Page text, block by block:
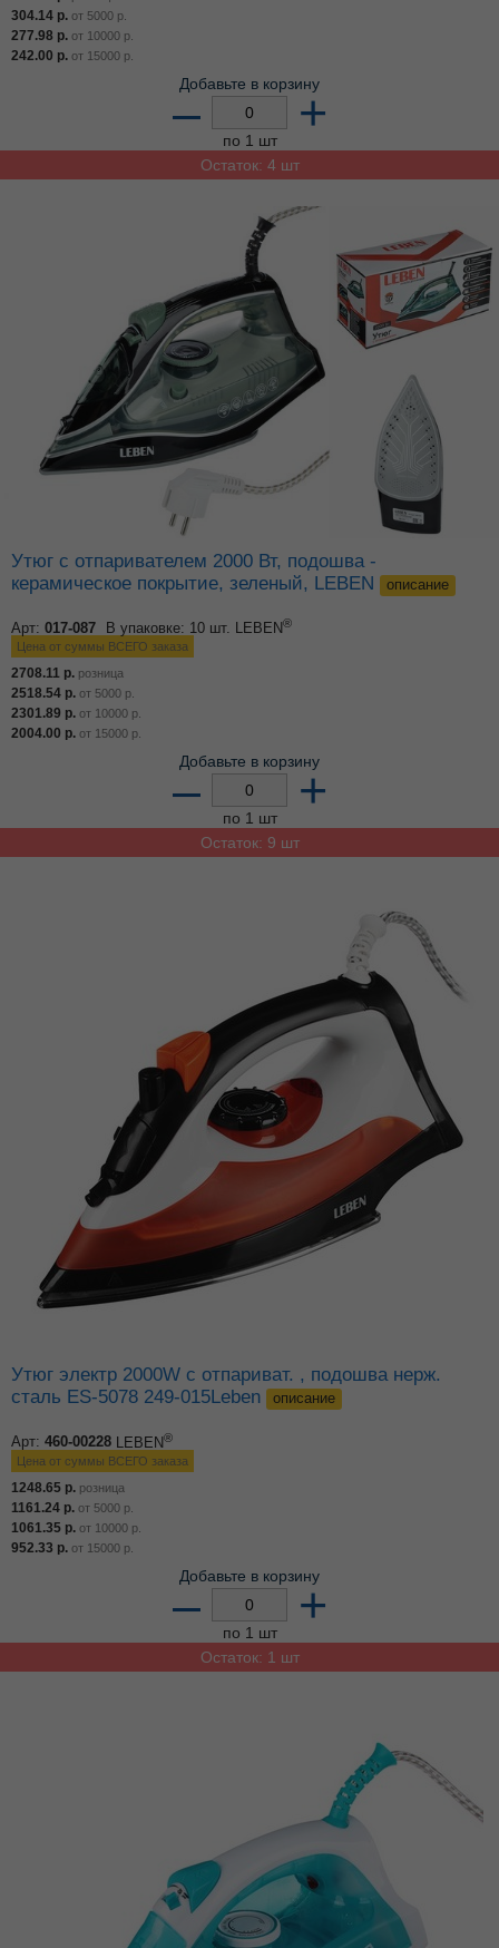
304.14 р. от 5000 р.
277.98 р. от 10000 р.
242.00 р. от 15000 р.
Добавьте в корзину
– +
по 1 шт
Остаток: 4 шт
Утюг с отпаривателем 2000 Вт, подошва -
керамическое покрытие, зеленый, LEBEN
описание
Арт: 017-087 В упаковке: 10 шт. LEBEN®
Цена от суммы ВСЕГО заказа
2708.11 р. розница
2518.54 р. от 5000 р.
2301.89 р. от 10000 р.
2004.00 р. от 15000 р.
Добавьте в корзину
– +
по 1 шт
Остаток: 9 шт
Утюг электр 2000W с отпариват. , подошва нерж.
сталь ES-5078 249-015Leben
описание
Арт: 460-00228 LEBEN®
Цена от суммы ВСЕГО заказа
1248.65 р. розница
1161.24 р. от 5000 р.
1061.35 р. от 10000 р.
952.33 р. от 15000 р.
Добавьте в корзину
– +
по 1 шт
Остаток: 1 шт